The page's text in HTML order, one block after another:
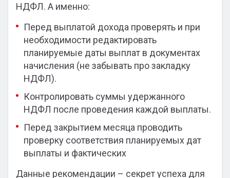
НДФЛ. А именно:
Перед выплатой дохода проверять и при
необходимости редактировать
планируемые даты выплат в документах
начисления (не забывать про закладку
НДФЛ).
Контролировать суммы удержанного
НДФЛ после проведения каждой выплаты.
Перед закрытием месяца проводить
проверку соответствия планируемых дат
выплаты и фактических
Данные рекомендации – секрет успеха для